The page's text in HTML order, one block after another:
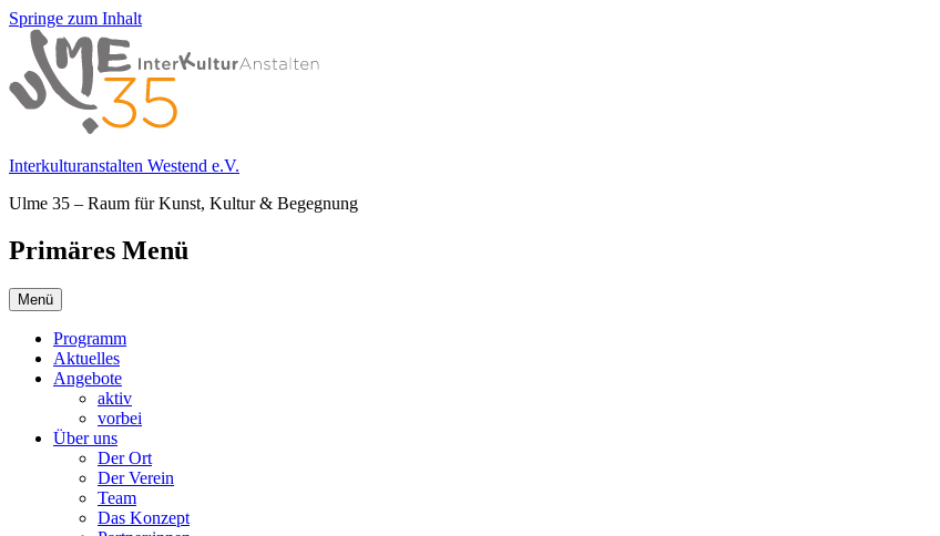
Springe zum Inhalt
Interkulturanstalten Westend e.V.
Ulme 35 – Raum für Kunst, Kultur & Begegnung
Primäres Menü
Menü
Programm
Aktuelles
Angebote
aktiv
vorbei
Über uns
Der Ort
Der Verein
Team
Das Konzept